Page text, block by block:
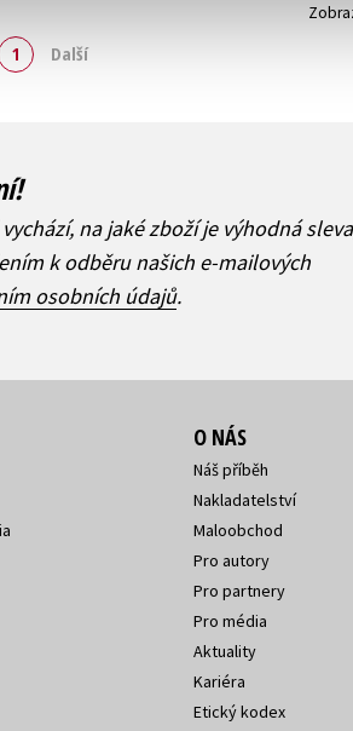
1 Další
na jaké zboží je výhodná
k odběru našich e-mailových
osobních údajů.
O NÁS
Náš příběh
Nakladatelství
Maloobchod
Pro autory
Pro partnery
Pro média
Aktuality
Kariéra
Etický kodex